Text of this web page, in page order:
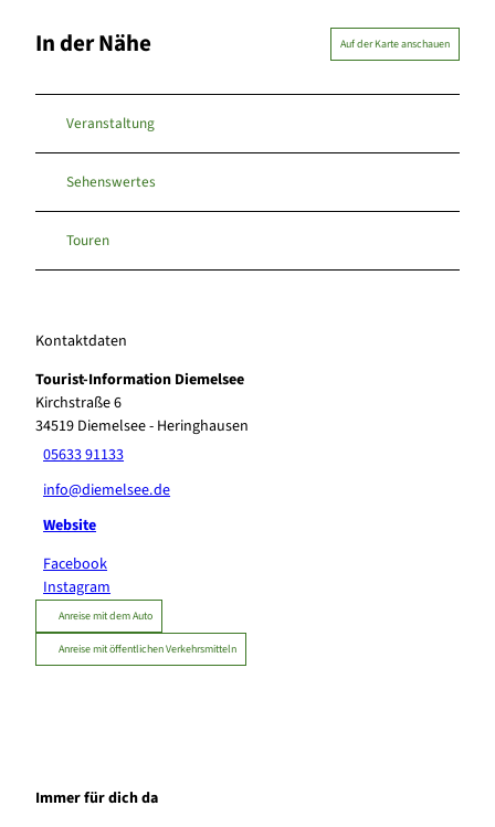
In der Nähe Auf der Karte anschauen
Veranstaltung
Sehenswertes
Touren
Kontaktdaten
Tourist-Information Diemelsee
Kirchstraße 6
34519 Diemelsee- Heringhausen
05633 91133
info@diemelsee.de
Website
Facebook
Instagram
Anreise mit dem Auto
Anreise mit öffentlichen Verkehrsmitteln
Immer für dich da